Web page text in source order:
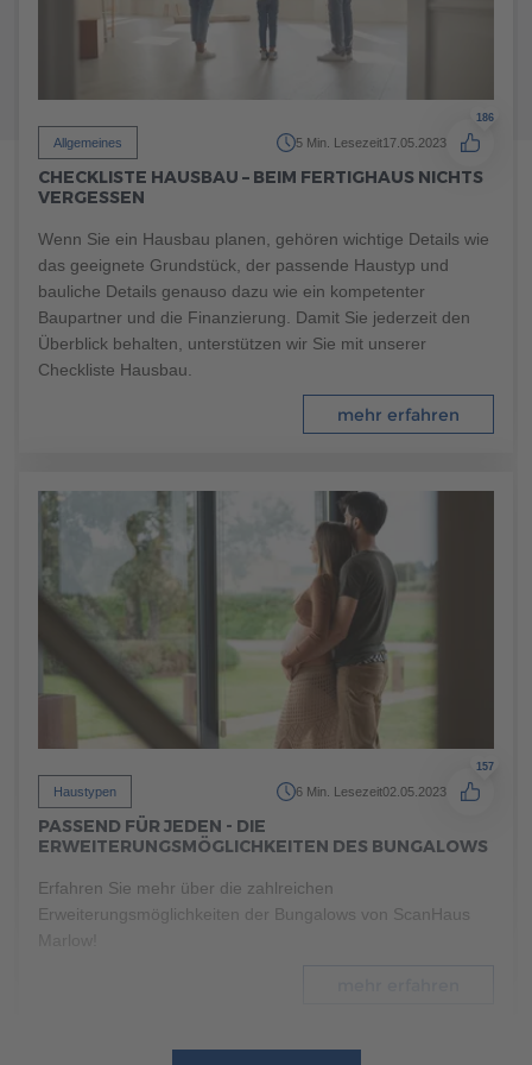
Allgemeines 5 Min. Lesezeit03.08.2023
DIE BEDEUTUNG DER RAUMPLANUNG FÜR DIE
ENERGIEEFFIZIENZ
Steigern Sie die Effizienz Ihres Eigenheims durch eine
intelligente Raumgestaltung und reduzieren Sie gleichzeitig
Informieren Sie sich noch heute
mehr erfahren
Allgemeines 5 Min. Lesezeit17.05.2023
186
CHECKLISTE HAUSBAU – BEIM FERTIGHAUS NICHTS
VERGESSEN
Wenn Sie ein Hausbau planen, gehören wichtige Details wie
das geeignete Grundstück, der passende Haustyp und
bauliche Details genauso dazu wie ein kompetenter
Baupartner und die Finanzierung. Damit Sie jederzeit den
Überblick behalten, unterstützen wir Sie mit unserer
Checkliste Hausbau.
mehr erfahren
Haustypen 6 Min. Lesezeit02.05.2023
157
PASSEND FÜR JEDEN - DIE
ERWEITERUNGSMÖGLICHKEITEN DES BUNGALOWS
Erfahren Sie mehr über die zahlreichen
Erweiterungsmöglichkeiten der Bungalows von ScanHaus